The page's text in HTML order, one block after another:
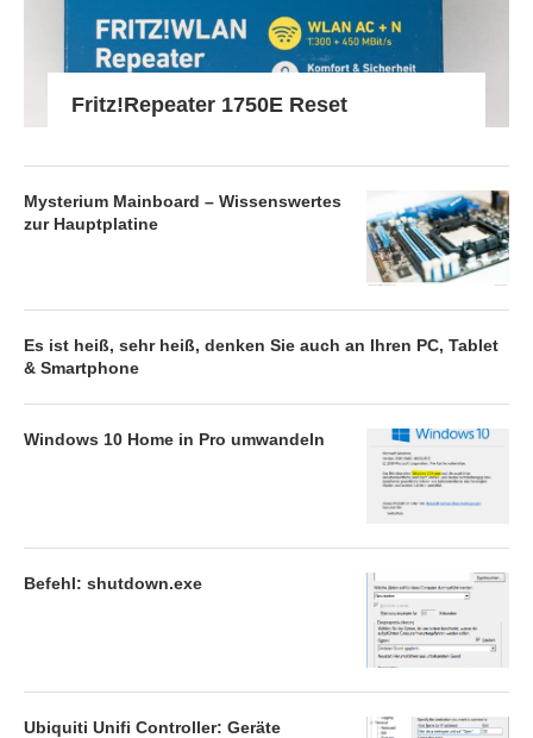
Fritz!Repeater 1750E Reset
Mysterium Mainboard – Wissenswertes
zur Hauptplatine
Es ist heiß, sehr heiß, denken Sie auch an Ihren PC, Tablet
& Smartphone
Windows 10 Home in Pro umwandeln
Befehl: shutdown.exe
Ubiquiti Unifi Controller: Geräte